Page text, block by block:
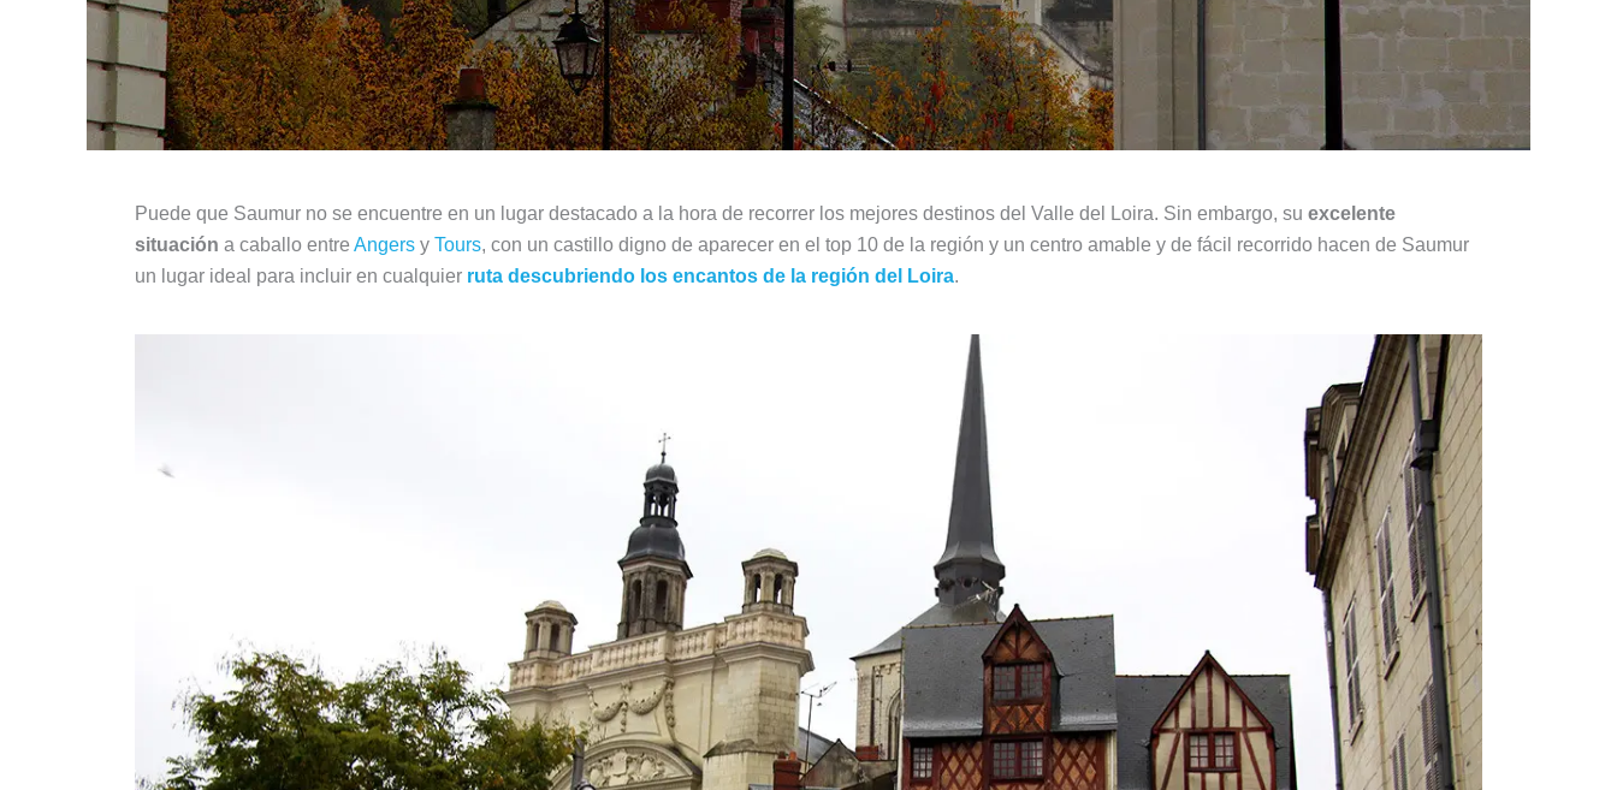
Puede que Saumur no se encuentre en un lugar destacado a la hora de recorrer los mejores destinos del Valle del Loira. Sin embargo, su excelente
situación a caballo entre Angers y Tours, con un castillo digno de aparecer en el top 10 de la región y un centro amable y de fácil recorrido hacen de Saumur
un lugar ideal para incluir en cualquier ruta descubriendo los encantos de la región del Loira.